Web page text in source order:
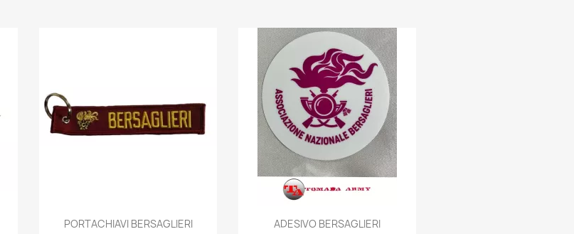
Anteprima
PORTACHIAVI BERSAGLIERI Anteprima
ADESIVO BERSAGLIERI